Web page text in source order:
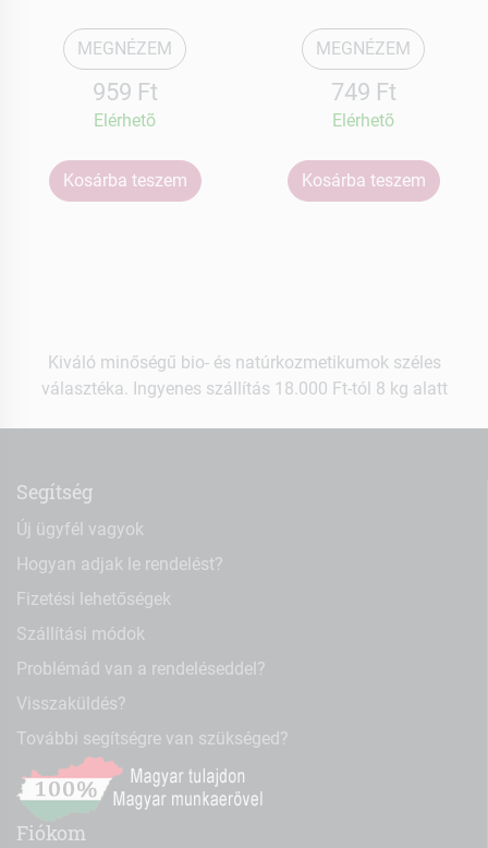
MEGNÉZEM
959 Ft
Elérhetõ
Kosárba teszem
MEGNÉZEM
749 Ft
Elérhetõ
Kosárba teszem
Kiváló minőségű bio- és natúrkozmetikumok széles
választéka. Ingyenes szállítás 18.000 Ft-tól 8 kg alatt
Segítség
Új ügyfél vagyok
Hogyan adjak le rendelést?
Fizetési lehetőségek
Szállítási módok
Problémád van a rendeléseddel?
Visszaküldés?
További segítségre van szükséged?
Fiókom